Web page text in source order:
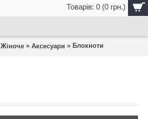
Товарів: 0 (0 грн.)
Жіноче » Аксесуари » Блокноти